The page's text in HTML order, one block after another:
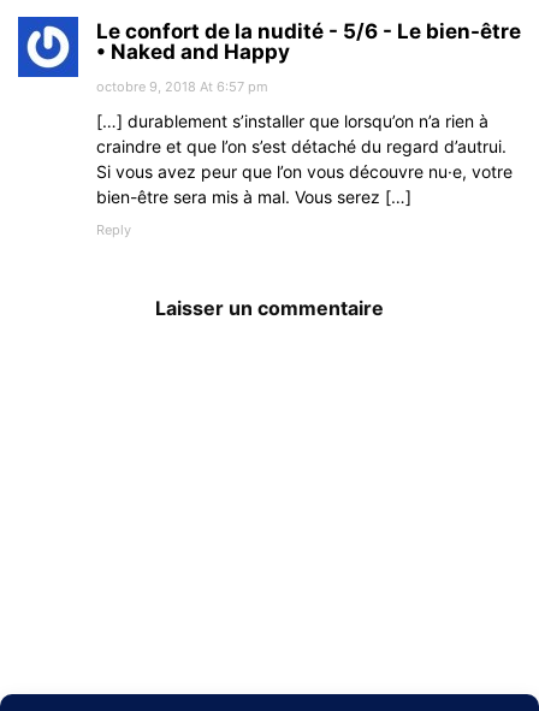
Le confort de la nudité - 5/6 - Le bien-être
• Naked and Happy
octobre 9, 2018 At 6:57 pm
[…] durablement s’installer que lorsqu’on n’a rien à
craindre et que l’on s’est détaché du regard d’autrui.
Si vous avez peur que l’on vous découvre nu·e, votre
bien-être sera mis à mal. Vous serez […]
Reply
Laisser un commentaire